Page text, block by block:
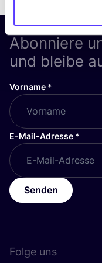
Abonniere
und bleibe
Vorname *
E-Mail-Adresse *
Senden
Folge uns